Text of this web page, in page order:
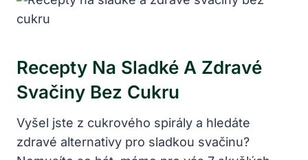
Recepty Na Sladké A Zdravé
Svačiny Bez Cukru
Vyšel jste z cukrového spirály a hledáte
zdravé alternativy pro sladkou svačinu?